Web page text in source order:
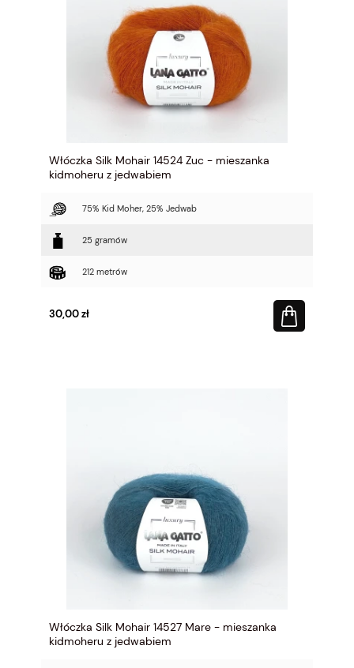
Włóczka Silk Mohair 14524 Zuc - mieszanka
kidmoheru z jedwabiem
75% Kid Moher, 25% Jedwab
25 gramów
212 metrów
30,00 zł
Włóczka Silk Mohair 14527 Mare - mieszanka
kidmoheru z jedwabiem